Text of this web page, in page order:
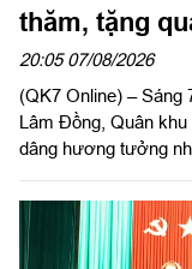
thăm, tặng
nhiệm vụ tìm
20:05 07/08/2026
(QK7 Online) – Sáng
Lâm Đồng, Quân khu
dâng hương tưởng
Đồng Nai do Thượng
KTQP Lâm Đồng